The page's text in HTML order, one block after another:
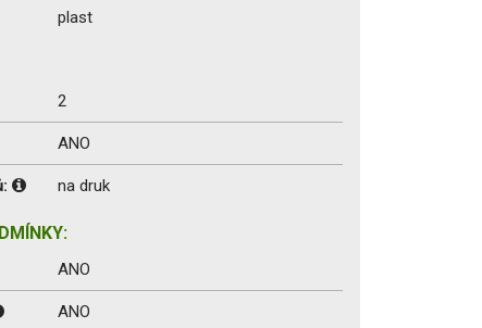
plast
2
ANO
na druk
ANO
ANO